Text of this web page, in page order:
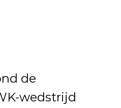
de
wedstrijd